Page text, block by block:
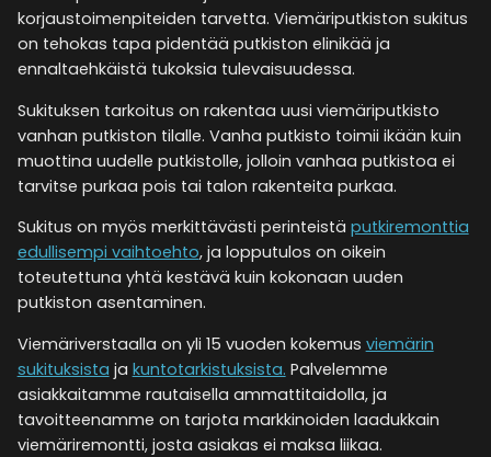
korjaustoimenpiteiden tarvetta. Viemäriputkiston sukitus
on tehokas tapa pidentää putkiston elinikää ja
ennaltaehkäistä tukoksia tulevaisuudessa.
Sukituksen tarkoitus on rakentaa uusi viemäriputkisto
vanhan putkiston tilalle. Vanha putkisto toimii ikään kuin
muottina uudelle putkistolle, jolloin vanhaa putkistoa ei
tarvitse purkaa pois tai talon rakenteita purkaa.
Sukitus on myös merkittävästi perinteistä putkiremonttia
edullisempi vaihtoehto, ja lopputulos on oikein
toteutettuna yhtä kestävä kuin kokonaan uuden
putkiston asentaminen.
Viemäriverstaalla on yli 15 vuoden kokemus viemärin
sukituksista ja kuntotarkistuksista. Palvelemme
asiakkaitamme rautaisella ammattitaidolla, ja
tavoitteenamme on tarjota markkinoiden laadukkain
viemäriremontti, josta asiakas ei maksa liikaa.